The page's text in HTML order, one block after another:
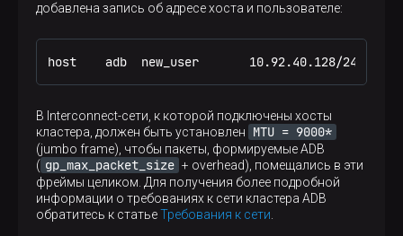
добавлена запись об адресе хоста и пользователе:
host    adb  new_user       10.92.40.128/24
В Interconnect-сети, к которой подключены хосты
кластера, должен быть установлен
MTU = 9000*
(jumbo frame), чтобы пакеты, формируемые ADB
( gp_max_packet_size + overhead), помещались в эти
фреймы целиком. Для получения более подробной
информации о требованиях к сети кластера ADB
обратитесь к статьеТребования к сети